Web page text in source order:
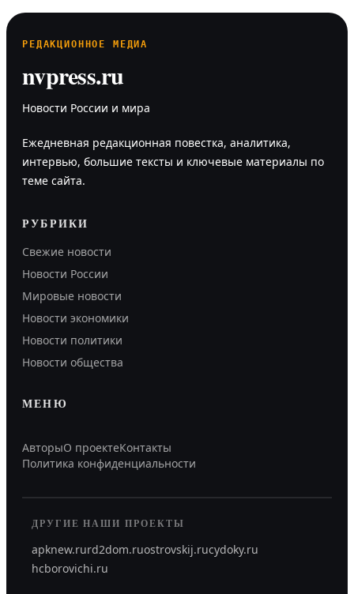
РЕДАКЦИОННОЕ МЕДИА
nvpress.ru
Новости России и мира
Ежедневная редакционная повестка, аналитика,
интервью, большие тексты и ключевые материалы по
теме сайта.
РУБРИКИ
Свежие новости
Новости России
Мировые новости
Новости экономики
Новости политики
Новости общества
МЕНЮ
АвторыО проектеКонтакты
Политика конфиденциальности
ДРУГИЕ НАШИ ПРОЕКТЫ
apknew.rurd2dom.ruostrovskij.rucydoky.ru
hcborovichi.ru